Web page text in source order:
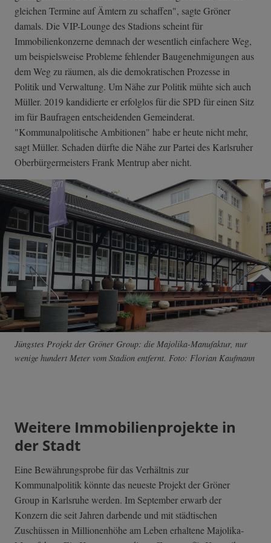
gleichen Termine auf Ämtern zu schaffen", sagte Gröner
damals. Die VIP-Lounge des Stadions scheint für
Immobilienkonzerne demnach der wesentlich einfachere Weg,
um beispielsweise Probleme fehlender Baugenehmigungen aus
dem Weg zu räumen, als die demokratischen Prozesse in
Politik und Verwaltung. Um Nähe zur Politik mühte sich auch
Müller. 2019 kandidierte er erfolglos für die SPD für einen Sitz
im für Baufragen entscheidenden Gemeinderat.
"Kommunalpolitische Ambitionen" habe er heute nicht mehr,
sagt Müller. Schaden dürfte die Nähe zur Partei des Karlsruher
Oberbürgermeisters Frank Mentrup aber nicht.
Jüngstes Projekt der Gröner Group: die Majolika-Manufaktur, nur
wenige hundert Meter vom Stadion entfernt. Foto: Florian Kaufmann
Weitere Immobilienprojekte in
der Stadt
Eine Bewährungsprobefür das Verhältnis zur
Kommunalpolitik könnte das neueste Projekt der Gröner
Group in Karlsruhe werden. Im September erwarb der
Konzern die seit Jahren darbende und mit städtischen
Zuschüssen in Millionenhöhe am Leben erhaltene Majolika-